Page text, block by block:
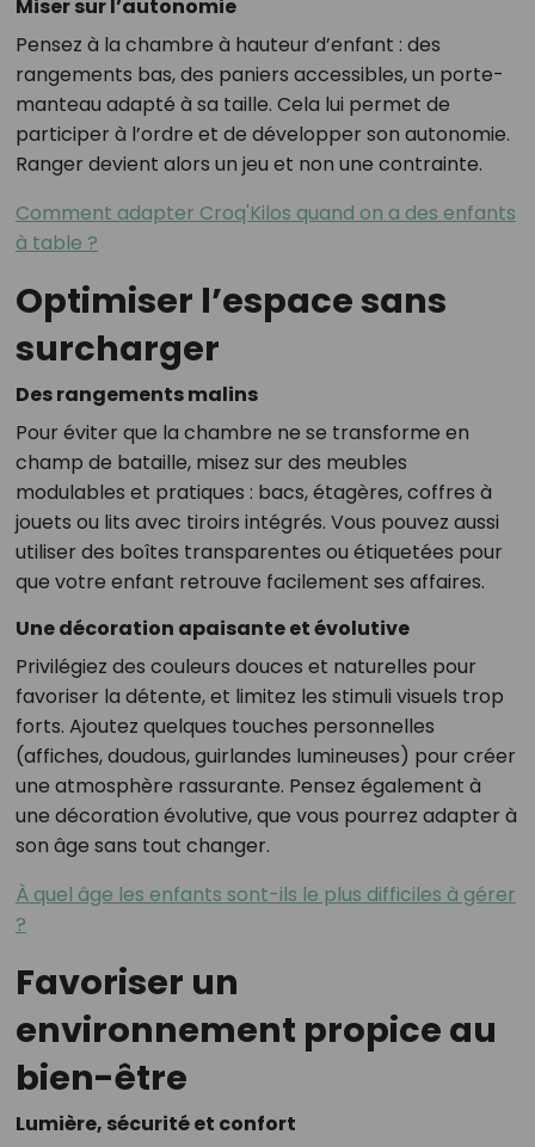
Miser sur l’autonomie
Pensez à la chambre à hauteur d’enfant : des
rangements bas, des paniers accessibles, un porte-
manteau adapté à sa taille. Cela lui permet de
participer à l’ordre et de développer son autonomie.
Ranger devient alors un jeu et non une contrainte.
Comment adapter Croq'Kilos quand on a des enfants
à table ?
Optimiser l’espace sans
surcharger
Des rangements malins
Pour éviter que la chambre ne se transforme en
champ de bataille, misez sur des meubles
modulables et pratiques : bacs, étagères, coffres à
jouets ou lits avec tiroirs intégrés. Vous pouvez aussi
utiliser des boîtes transparentes ou étiquetées pour
que votre enfant retrouve facilement ses affaires.
Une décoration apaisante et évolutive
Privilégiez des couleurs douces et naturelles pour
favoriser la détente, et limitez les stimuli visuels trop
forts. Ajoutez quelques touches personnelles
(affiches, doudous, guirlandes lumineuses) pour créer
une atmosphère rassurante. Pensez également à
une décoration évolutive, que vous pourrez adapter à
son âge sans tout changer.
À quel âge les enfants sont-ils le plus difficiles à gérer
?
Favoriser un
environnement propice au
bien-être
Lumière, sécurité et confort